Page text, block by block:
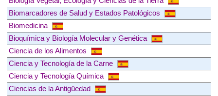
Biomarcadores de Salud y Estados Patológicos
Biomedicina
Bioquímica y Biología Molecular y Genética
Ciencia de los Alimentos
Ciencia y Tecnología de la Carne
Ciencia y Tecnología Química
Ciencias de la Antigüedad